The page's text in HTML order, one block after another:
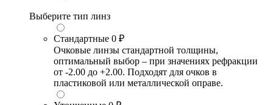
Выберите тип линз
Стандартные 0 ₽
Очковые линзы стандартной толщины,
оптимальный выбор – при значениях рефракции
от -2.00 до +2.00. Подходят для очков в
пластиковой или металлической оправе.